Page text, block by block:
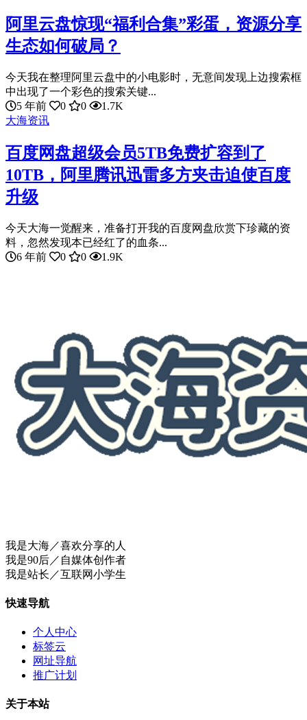
阿里云盘惊现“福利合集”彩蛋，资源分享
生态如何破局？
今天我在整理阿里云盘中的小电影时，无意间发现上边搜索框
中出现了一个彩色的搜索关键...
5 年前
0 0
1.7K
大海资讯
百度网盘超级会员5TB免费扩容到了
10TB，阿里腾讯迅雷多方夹击迫使百度
升级
今天大海一觉醒来，准备打开我的百度网盘欣赏下珍藏的资
料，忽然发现本已经红了的血条...
6 年前
0 0 1.9K
我是大海／喜欢分享的人
我是90后／自媒体创作者
我是站长／互联网小学生
快速导航
个人中心
标签云
网址导航
推广计划
关于本站